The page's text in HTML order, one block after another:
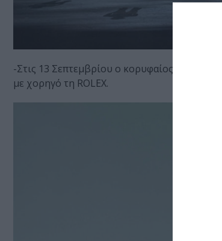
-Στις 13 Σεπτεμβρίου ο κορυφαίος τενόρος
με χορηγό τη ROLEX.